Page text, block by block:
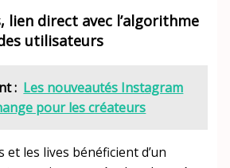
lien direct avec l’algorithme
utilisateurs
: Les nouveautés Instagram
pour les créateurs
et les lives bénéficient d’un